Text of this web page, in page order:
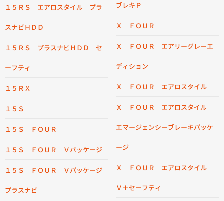
１５ＲＳ エアロスタイル プラ
スナビＨＤＤ
１５ＲＳ プラスナビＨＤＤ セ
ーフティ
１５ＲＸ
１５Ｓ
１５Ｓ ＦＯＵＲ
１５Ｓ ＦＯＵＲ Ｖパッケージ
１５Ｓ ＦＯＵＲ Ｖパッケージ
プラスナビ
ブレキＰ
Ｘ ＦＯＵＲ
Ｘ ＦＯＵＲ エアリーグレーエ
ディション
Ｘ ＦＯＵＲ エアロスタイル
Ｘ ＦＯＵＲ エアロスタイル
エマージェンシーブレーキパッケ
ージ
Ｘ ＦＯＵＲ エアロスタイル
Ｖ＋セーフティ